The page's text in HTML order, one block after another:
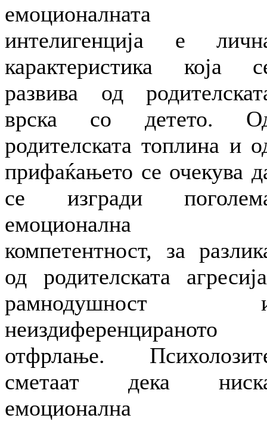
емоционалната
интелигенција е
карактеристика која
развива од
врска со детето.
родителската топлина и
прифаќањето се очекува
се изгради
емоционална
компетентност, за
од родителската
рамнодушност
неиздиференцираното
отфрлање.
сметаат дека
емоционална